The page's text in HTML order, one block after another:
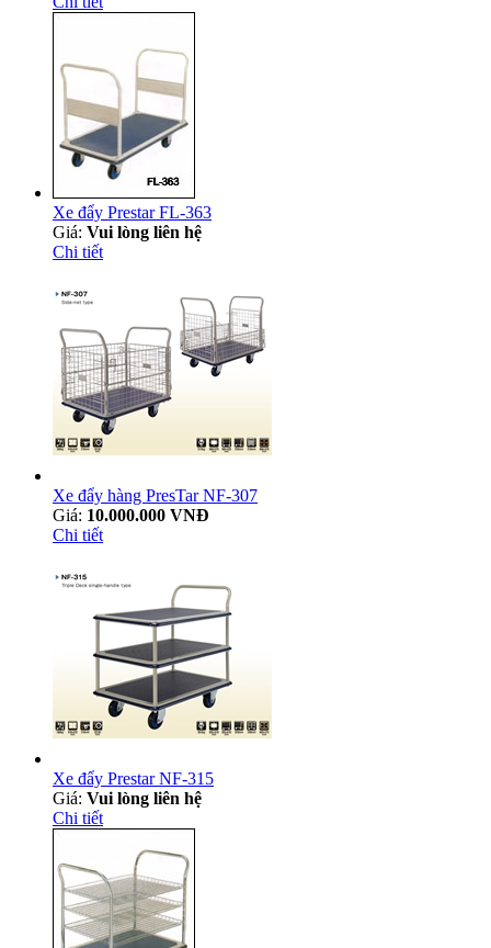
Xe đẩy Prestar FL-363
Giá: Vui lòng liên hệ
Chi tiết
Xe đẩy hàng PresTar NF-307
Giá: 10.000.000 VNĐ
Chi tiết
Xe đẩy Prestar NF-315
Giá: Vui lòng liên hệ
Chi tiết